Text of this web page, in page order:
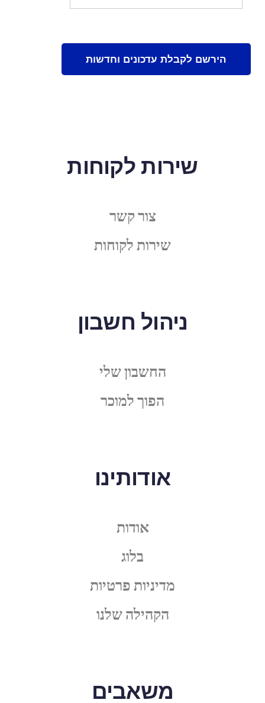
שירות לקוחות
צור קשר
שירות לקוחות
ניהול חשבון
החשבון שלי
הפוך למוכר
אודותינו
אודות
בלוג
מדיניות פרטיות
הקהילה שלנו
משאבים